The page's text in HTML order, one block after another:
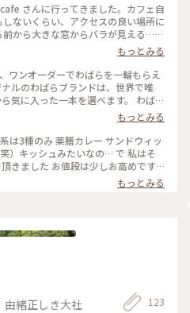
さんに行ってきました。カフェ自
ないくらい、アクセスの良い場所に
た。 和バラ農家さんが
や床にもバラがたくさん。 好みの
香り付けできたり、バラウォータ
りとご飯までバラ尽くし！！ 1人1
をお持ち帰りすることができ、楽し
い気持ちをおうちまで持って帰ることができました。 #滋賀
もっとみる
ワンオーダーでわばらを一輪もらえ
ルのわばらブランドは、世界で唯
気に入った一本を選べます。 わばら
まちかどフランス語 ばら園編」に参
でオプションのランチ。 金魚すくい
がありました。一回500円だったか
滋賀#守山#初夏の彩り#和ば
もっとみる
は3種のみ 薬膳カレー サンドウィッ
）キッシュみたいなの… で 私はそ
きました お値段は少しお高めです
頂いている感じがしました 駐車場
す(*≧∀≦*) #wabaracafe #滋賀 #滋
もっとみる
緒正しき大社 123